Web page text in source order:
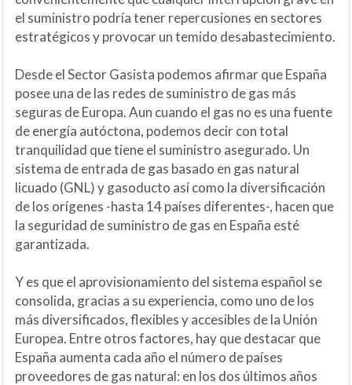
el suministro podría tener repercusiones en sectores
estratégicos y provocar un temido desabastecimiento.
Desde el Sector Gasista podemos afirmar que España
posee una de las redes de suministro de gas más
seguras de Europa. Aun cuando el gas no es una fuente
de energía autóctona, podemos decir con total
tranquilidad que tiene el suministro asegurado. Un
sistema de entrada de gas basado en gas natural
licuado (GNL) y gasoducto así como la diversificación
de los orígenes -hasta 14 países diferentes-, hacen que
la seguridad de suministro de gas en España esté
garantizada.
Y es que el aprovisionamiento del sistema español se
consolida, gracias a su experiencia, como uno de los
más diversificados, flexibles y accesibles de la Unión
Europea. Entre otros factores, hay que destacar que
España aumenta cada año el número de países
proveedores de gas natural: en los dos últimos años